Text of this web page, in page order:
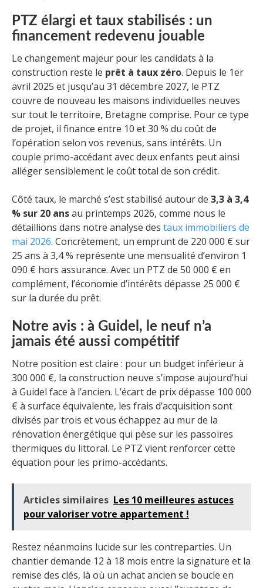
PTZ élargi et taux stabilisés : un
financement redevenu jouable
Le changement majeur pour les candidats à la
construction reste le prêt à taux zéro. Depuis le 1er
avril 2025 et jusqu’au 31 décembre 2027, le PTZ
couvre de nouveau les maisons individuelles neuves
sur tout le territoire, Bretagne comprise. Pour ce type
de projet, il finance entre 10 et 30 % du coût de
l’opération selon vos revenus, sans intérêts. Un
couple primo-accédant avec deux enfants peut ainsi
alléger sensiblement le coût total de son crédit.
Côté taux, le marché s’est stabilisé autour de 3,3 à 3,4
% sur 20 ansau printemps 2026, comme nous le
détaillions dans notre analyse des taux immobiliers de
mai 2026. Concrètement, un emprunt de 220 000 € sur
25 ans à 3,4 % représente une mensualité d’environ 1
090 € hors assurance. Avec un PTZ de 50 000 € en
complément, l’économie d’intérêts dépasse 25 000 €
sur la durée du prêt.
Notre avis : à Guidel, le neuf n’a
jamais été aussi compétitif
Notre position est claire : pour un budget inférieur à
300 000 €, la construction neuve s’impose aujourd’hui
à Guidel face à l’ancien. L’écart de prix dépasse 100 000
€ à surface équivalente, les frais d’acquisition sont
divisés par trois et vous échappez au mur de la
rénovation énergétique qui pèse sur les passoires
thermiques du littoral. Le PTZ vient renforcer cette
équation pour les primo-accédants.
Articles similaires Les 10 meilleures astuces
pour valoriser votre appartement !
Restez néanmoins lucide sur les contreparties. Un
chantier demande 12 à 18 mois entre la signature et la
remise des clés, là où un achat ancien se boucle en